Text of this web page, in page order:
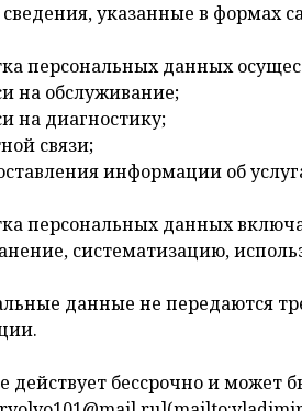
указанные в формах
персональных данных
на обслуживание;
на диагностику;
связи;
информации об
персональных данных
систематизацию,
данные не передаются
действует бессрочно и может